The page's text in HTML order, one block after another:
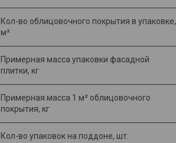
Кол-во облицовочного покрытия в упаковке,
м²
Примерная масса упаковки фасадной
плитки, кг
Примерная масса 1 м² облицовочного
покрытия, кг
Кол-во упаковок на поддоне, шт.